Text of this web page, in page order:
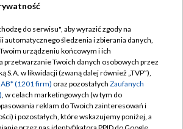
Sklep TVP
Biuro Reklamy
Oferta Handlowa
Telegazeta ogłoszenia
Emisja w TVP
Polityka prywatności
Moje zgody
Biuro reklamy
Kontakt
do serwisu", aby wyrazić zgody na
automatycznego śledzenia i zbierania danych,
urządzeniu końcowym i ich
przetwarzanie Twoich danych osobowych przez
S.A. w likwidacji (zwaną dalej również „TVP”),
(1201 firm) oraz pozostałych Zaufanych
, w celach marketingowych (w tym do
reklam do Twoich zainteresowań i
i pozostałych, które wskazujemy poniżej, a